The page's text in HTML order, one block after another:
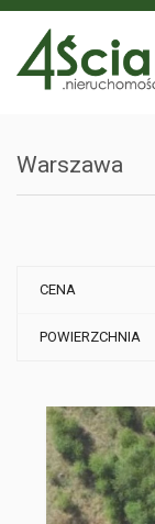
Warszawa
CENA
POWIERZCHNIA